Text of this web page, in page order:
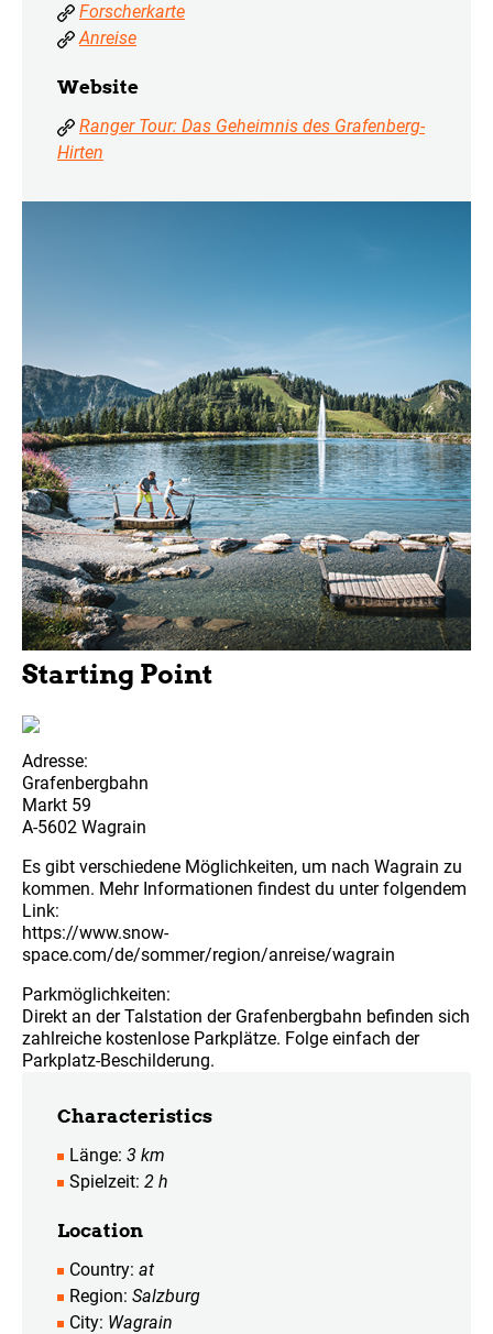
Forscherkarte
Anreise
Website
Ranger Tour: Das Geheimnis des Grafenberg-
Hirten
Characteristics
Länge 3 km
Spielzeit 2 h
Location
Country at
Region Salzburg
City Wagrain
Starting Point
Adresse:
Grafenbergbahn
Markt 59
A-5602 Wagrain
Es gibt verschiedene Möglichkeiten, um nach Wagrain zu
kommen. Mehr Informationen findest du unter folgendem
Link:
https://www.snow-
space.com/de/sommer/region/anreise/wagrain
Parkmöglichkeiten:
Direkt an der Talstation der Grafenbergbahn befinden sich
zahlreiche kostenlose Parkplätze. Folge einfach der
Parkplatz-Beschilderung.